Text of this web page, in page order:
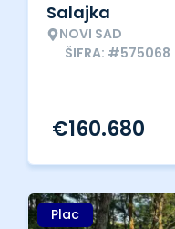
Salajka
NOVI SAD
ŠIFRA: #575068
€160.680
Plac